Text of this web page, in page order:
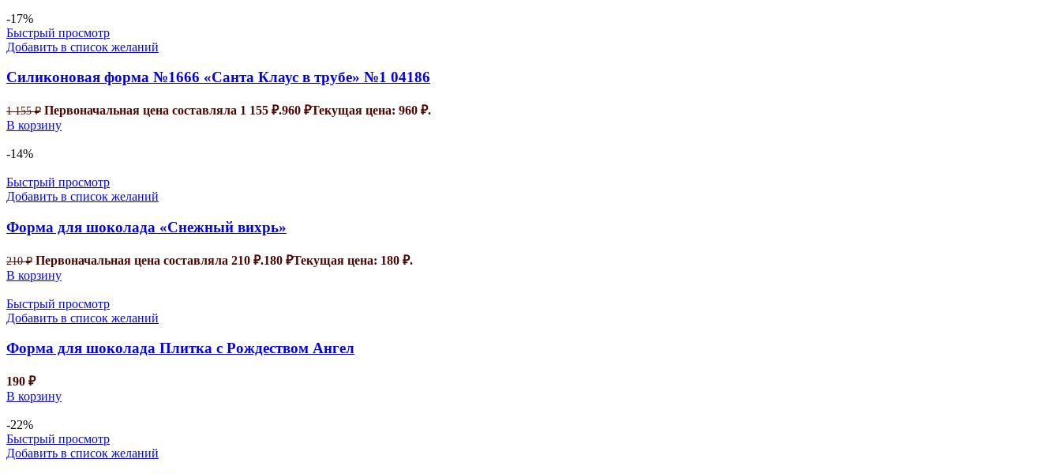
-17%
Быстрый просмотр
Добавить в список желаний
Силиконовая форма №1666 «Санта Клаус в трубе» №1 04186
1 155₽ Первоначальная цена составляла 1 155 ₽.960 ₽Текущая цена: 960 ₽.
В корзину
-14%
Быстрый просмотр
Добавить в список желаний
Форма для шоколада «Снежный вихрь»
210₽ Первоначальная цена составляла 210 ₽.180 ₽Текущая цена: 180 ₽.
В корзину
Быстрый просмотр
Добавить в список желаний
Форма для шоколада Плитка с Рождеством Ангел
190 ₽
В корзину
-22%
Быстрый просмотр
Добавить в список желаний